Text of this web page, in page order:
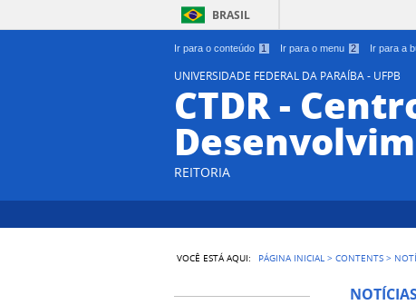
Ir para o conteúdo 1 Ir para o menu 2 Ir para a
BRASIL
UNIVERSIDADE FEDERAL DA PARAÍBA - UFPB
CTDR -
REITORIA
VOCÊ ESTÁ AQUI: PÁGINA INICIAL >CONTENTS >